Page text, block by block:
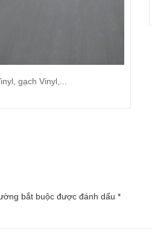
gạch Vinyl,...
bắt buộc được đánh dấu *